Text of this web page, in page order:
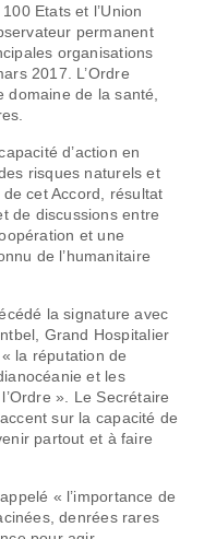
Etats et l’Union
permanent
organisations
2017. L’Ordre
de la santé,
d’action en
risques naturels et
cet Accord, résultat
de discussions entre
et une
de l’humanitaire
la signature avec
Grand Hospitalier
la réputation de
et les
». Le Secrétaire
sur la capacité de
partout et à faire
« l’importance de
denrées rares